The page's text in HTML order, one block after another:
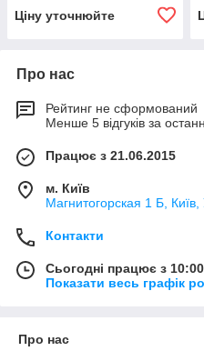
Ціну уточнюйте
Про нас
Рейтинг не сформований
Менше 5 відгуків за
Працює з 21.06.2015
м. Київ
Магнитогорская 1 Б, Київ,
Контакти
Сьогодні працює з
Показати весь графік
Про нас